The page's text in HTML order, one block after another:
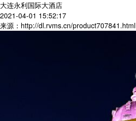
大连永利国际大酒店
2021-04-01 15:52:17
来源：http://dl.rvms.cn/product707841.html